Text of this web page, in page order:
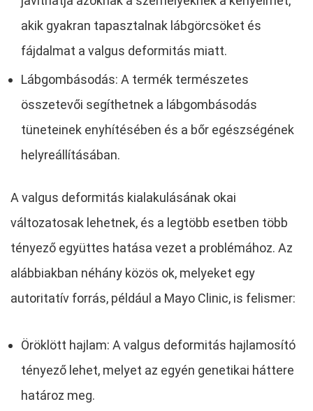
akik gyakran tapasztalnak lábgörcsöket és
fájdalmat a valgus deformitás miatt.
Lábgombásodás: A termék természetes
összetevői segíthetnek a lábgombásodás
tüneteinek enyhítésében és a bőr egészségének
helyreállításában.
A valgus deformitás kialakulásának okai
változatosak lehetnek, és a legtöbb esetben több
tényező együttes hatása vezet a problémához. Az
alábbiakban néhány közös ok, melyeket egy
autoritatív forrás, például a Mayo Clinic, is felismer:
Öröklött hajlam: A valgus deformitás hajlamosító
tényező lehet, melyet az egyén genetikai háttere
határoz meg.